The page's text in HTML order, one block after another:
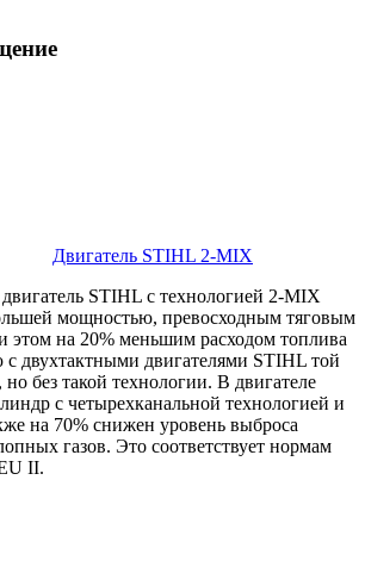
Двигатель STIHL 2-MIX
STIHL с технологией 2-MIX
мощностью, превосходным тяговым
этом на 20% меньшим расходом топлива
двухтактными двигателями STIHL той
без такой технологии. В двигателе
с четырехканальной технологией и
на 70% снижен уровень выброса
газов. Это соответствует нормам
II.